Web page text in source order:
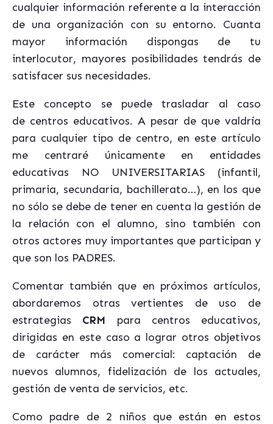
cualquier información referente a la interacción
de una organización con su entorno. Cuanta
mayor información dispongas de tu
interlocutor, mayores posibilidades tendrás de
satisfacer sus necesidades.
Este concepto se puede trasladar al caso
de centros educativos. A pesar de que valdría
para cualquier tipo de centro, en este artículo
me centraré únicamente en entidades
educativas NO UNIVERSITARIAS (infantil,
primaria, secundaria, bachillerato…), en los que
no sólo se debe de tener en cuenta la gestión de
la relación con el alumno, sino también con
otros actores muy importantes que participan y
que son los PADRES.
Comentar también que en próximos artículos,
abordaremos otras vertientes de uso de
estrategias CRM para centros educativos,
dirigidas en este caso a lograr otros objetivos
de carácter más comercial: captación de
nuevos alumnos, fidelización de los actuales,
gestión de venta de servicios, etc.
Como padre de 2 niños que están en estos